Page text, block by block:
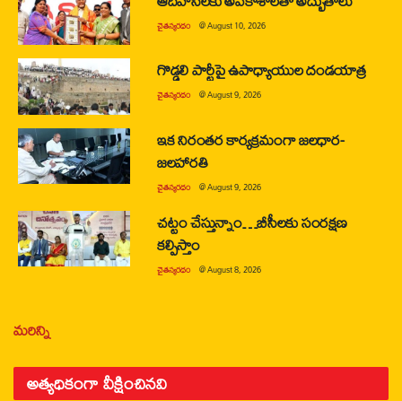
చైతన్యరధం @August 10, 2026
గొడ్డలి పార్టీపై ఉపాధ్యాయుల దండయాత్ర
చైతన్యరధం @August 9, 2026
ఇక నిరంతర కార్యక్రమంగా జలధార-
జలహారతి
చైతన్యరధం @August 9, 2026
చట్టం చేస్తున్నాం…బీసీలకు సంరక్షణ
కల్పిస్తాం
చైతన్యరధం @August 8, 2026
మరిన్ని
అత్యధికంగా వీక్షించినవి